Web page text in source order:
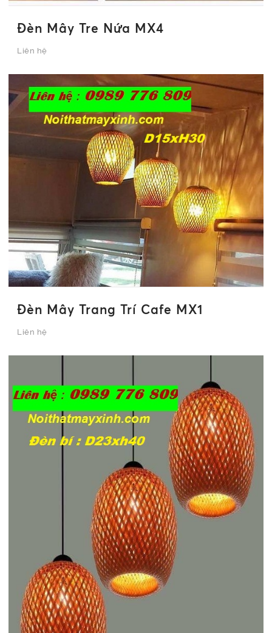
Đèn Mây Tre Nứa MX4
Liên hệ
Đèn Mây Trang Trí Cafe MX1
Liên hệ